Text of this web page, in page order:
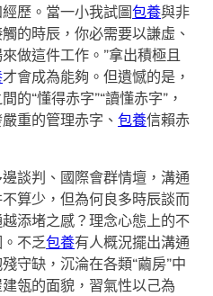
歷。當一小我試圖包養與非
的時辰，你必需要以謙虛、
做這件工作。”拿出積極且
才會成為能夠。但遺憾的是，
的“懂得赤字”“讀懂赤字”，
重的管理赤字、包養信賴赤
談判、國際會群情壇，溝通
算少，但為何良多時辰談而
越添堵之感？理念心態上的不
不乏包養有人概況擺出溝通
守缺，沉淪在各類“繭房”中
瓴的面貌，習氣性以己為